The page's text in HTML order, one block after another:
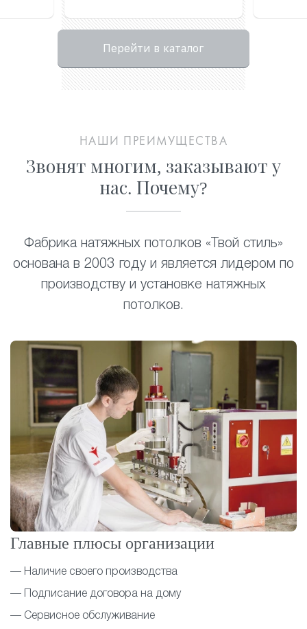
Перейти в каталог
НАШИ ПРЕИМУЩЕСТВА
Звонят многим, заказывают у
нас. Почему?
Фабрика натяжных потолков «Твой стиль»
основана в 2003 году и является лидером по
производству и установке натяжных
потолков.
Главные плюсы организации
— Наличие своего производства
— Подписание договора на дому
— Сервисное обслуживание